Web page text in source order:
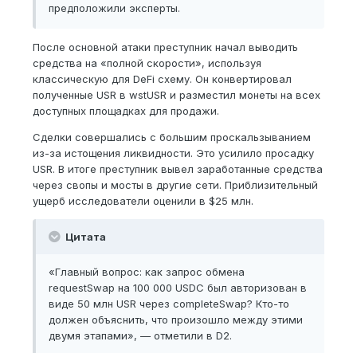
предположили эксперты.
После основной атаки преступник начал выводить
средства на «полной скорости», используя
классическую для DeFi схему. Он конвертировал
полученные USR в wstUSR и разместил монеты на всех
доступных площадках для продажи.
Сделки совершались с большим проскальзыванием
из-за истощения ликвидности. Это усилило просадку
USR. В итоге преступник вывел заработанные средства
через свопы и мосты в другие сети. Приблизительный
ущерб исследователи оценили в $25 млн.
Цитата
«Главный вопрос: как запрос обмена
requestSwap на 100 000 USDC был авторизован в
виде 50 млн USR через completeSwap? Кто-то
должен объяснить, что произошло между этими
двумя этапами», — отметили в D2.